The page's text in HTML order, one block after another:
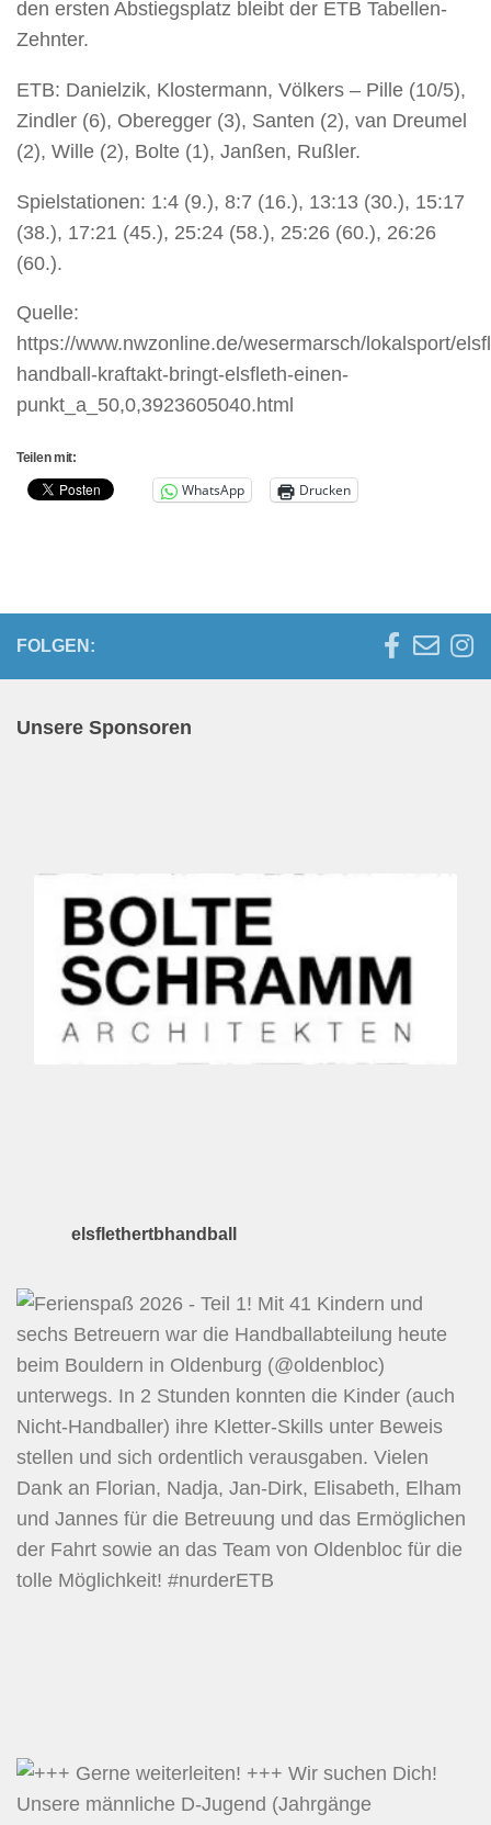
den ersten Abstiegsplatz bleibt der ETB Tabellen-
Zehnter.
ETB: Danielzik, Klostermann, Völkers – Pille (10/5),
Zindler (6), Oberegger (3), Santen (2), van Dreumel
(2), Wille (2), Bolte (1), Janßen, Rußler.
Spielstationen: 1:4 (9.), 8:7 (16.), 13:13 (30.), 15:17
(38.), 17:21 (45.), 25:24 (58.), 25:26 (60.), 26:26
(60.).
Quelle:
https://www.nwzonline.de/wesermarsch/lokalsport/
handball-kraftakt-bringt-elsfleth-einen-
punkt_a_50,0,3923605040.html
Teilen mit:
WhatsApp Drucken
FOLGEN:
Unsere Sponsoren
elsflethertbhandball